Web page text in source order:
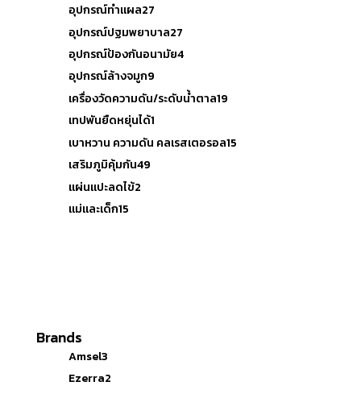
อุปกรณ์ทำแผล27
อุปกรณ์ปฐมพยาบาล27
อุปกรณ์ป้องกันอนามัย4
อุปกรณ์ล้างจมูก9
เครื่องวัดความดัน/ระดับน้ำตาล19
เทปพันยืดหยุ่นได้1
เบาหวาน ความดัน คลเรสเตอรอล15
เสริมภูมิคุ้มกัน49
แผ่นแปะลดไข้2
แม่และเด็ก15
Brands
Amsel3
Ezerra2